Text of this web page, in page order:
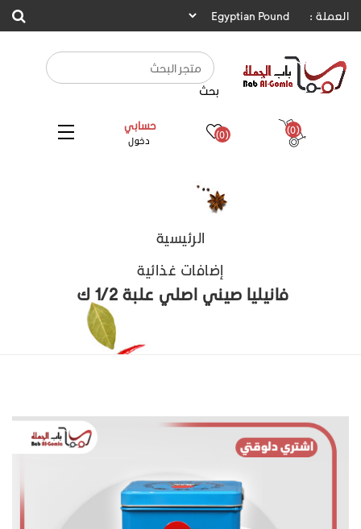
العملة :
بحث
حسابي
دخول (0) (0)
الرئيسية
إضافات غذائية
فانيليا صيني اصلي علبة 1/2 ك